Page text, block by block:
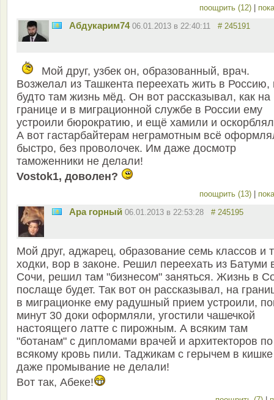
поощрить (12) |
Абдукарим74 06.01.2013 в 22:40:11 # 245191
Мой друг, узбек он, образованный, врач.
Возжелал из Ташкента переехать жить в Россию,
будто там жизнь мёд. Он вот рассказывал, как на
границе и в миграционной службе в России ему
устроили бюрократию, и ещё хамили и
А вот гастарбайтерам неграмотным всё
быстро, без проволочек. Им даже досмотр
таможенники не делали!
Vostok1, доволен?
поощрить (13) |
Ара горный 06.01.2013 в 22:53:28 # 245195
Мой друг, аджарец, образование семь классов и
ходки, вор в законе. Решил переехать из Батуми
Сочи, решил там "бизнесом" заняться. Жизнь в
послаще будет. Так вот он рассказывал, на
в миграционке ему радушный прием устроили,
минут 30 доки оформляли, угостили чашечкой
настоящего латте с пирожным. А всяким там
"ботанам" с дипломами врачей и архитекторов по
всякому кровь пили. Таджикам с герычем в кишке
даже промывание не делали!
Вот так, Абеке!